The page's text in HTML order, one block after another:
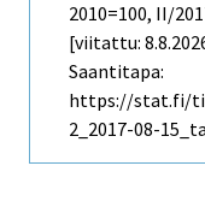
2010=100, II/
[viitattu:
Saantitapa:
https://stat.fi/
2_2017-08-